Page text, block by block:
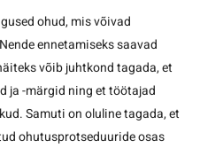
ohud, mis võivad
ennetamiseks saavad
võib juhtkond tagada, et
ja -märgid ning et töötajad
Samuti on oluline tagada, et
ohutusprotseduuride osas